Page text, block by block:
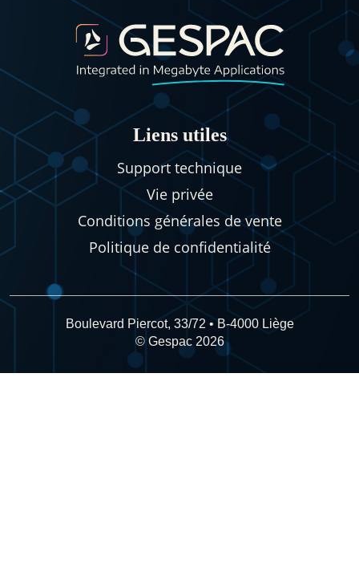
Liens utiles
Support technique
Vie privée
Conditions générales de vente
Politique de confidentialité
Boulevard Piercot, 33/72 • B-4000 Liège
© Gespac 2026